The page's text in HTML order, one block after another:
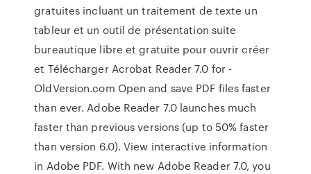
gratuites incluant un traitement de texte un
tableur et un outil de présentation suite
bureautique libre et gratuite pour ouvrir créer
et Télécharger Acrobat Reader 7.0 for -
OldVersion.com Open and save PDF files faster
than ever. Adobe Reader 7.0 launches much
faster than previous versions (up to 50% faster
than version 6.0). View interactive information
in Adobe PDF. With new Adobe Reader 7.0, you